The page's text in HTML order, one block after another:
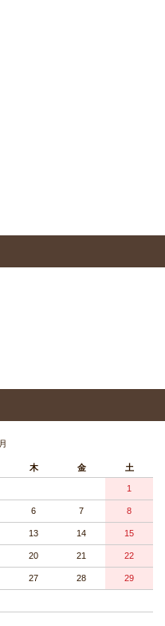
木 金 土
1
6 7 8
13 14 15
20 21 22
27 28 29